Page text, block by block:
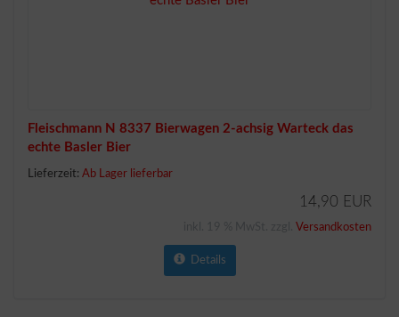
Fleischmann N 8337 Bierwagen 2-achsig Warteck das
echte Basler Bier
Lieferzeit: Ab Lager lieferbar
14,90 EUR
Versandkosten
Details